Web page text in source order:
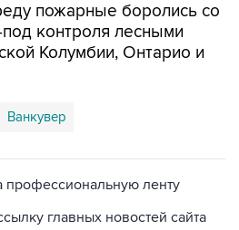
пожарные боролись со
контроля лесными
Колумбии, Онтарио и
Ванкувер
профессиональную ленту
главных новостей сайта